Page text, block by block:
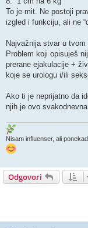
To je mit. Ne postoji
izgled i funkciju, ali ne
Najvažnija stvar u tvom
Problem koji opisuješ
prerane ejakulacije +
koje se urologu i/ili
Ako ti je neprijatno da
njih je ovo
Nisam influenser, ali
Odgovori